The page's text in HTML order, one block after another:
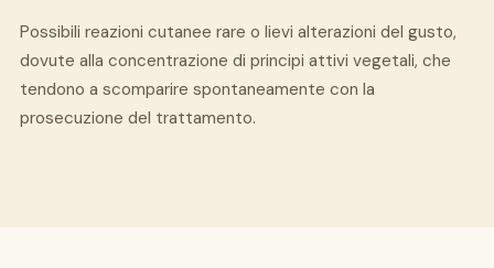
Possibili reazioni cutanee rare o lievi alterazioni del gusto,
dovute alla concentrazione di principi attivi vegetali, che
tendono a scomparire spontaneamente con la
prosecuzione del trattamento.